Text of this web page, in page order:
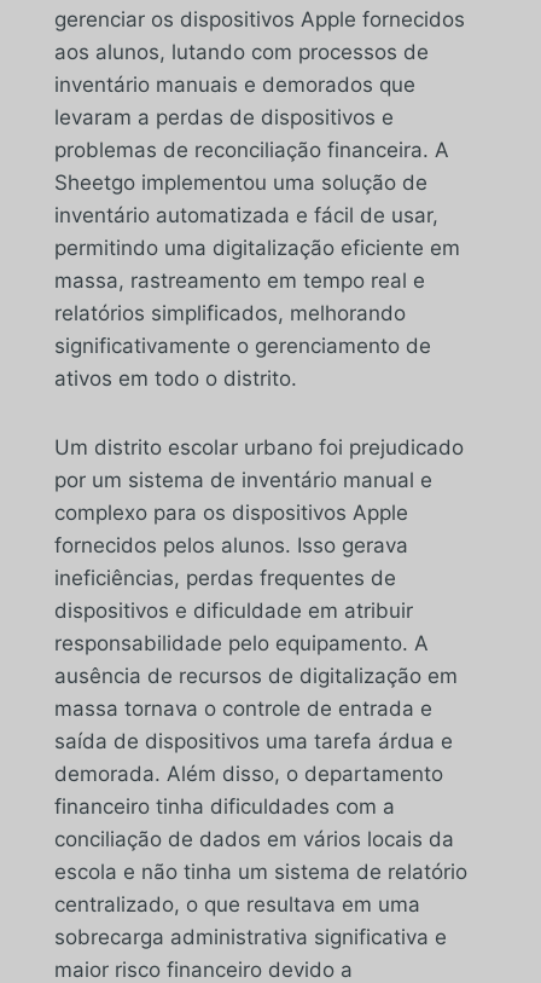
gerenciar os dispositivos Apple fornecidos
aos alunos, lutando com processos de
inventário manuais e demorados que
levaram a perdas de dispositivos e
problemas de reconciliação financeira. A
Sheetgo implementou uma solução de
inventário automatizada e fácil de usar,
permitindo uma digitalização eficiente em
massa, rastreamento em tempo real e
relatórios simplificados, melhorando
significativamente o gerenciamento de
ativos em todo o distrito.
Um distrito escolar urbano foi prejudicado
por um sistema de inventário manual e
complexo para os dispositivos Apple
fornecidos pelos alunos. Isso gerava
ineficiências, perdas frequentes de
dispositivos e dificuldade em atribuir
responsabilidade pelo equipamento. A
ausência de recursos de digitalização em
massa tornava o controle de entrada e
saída de dispositivos uma tarefa árdua e
demorada. Além disso, o departamento
financeiro tinha dificuldades com a
conciliação de dados em vários locais da
escola e não tinha um sistema de relatório
centralizado, o que resultava em uma
sobrecarga administrativa significativa e
maior risco financeiro devido a